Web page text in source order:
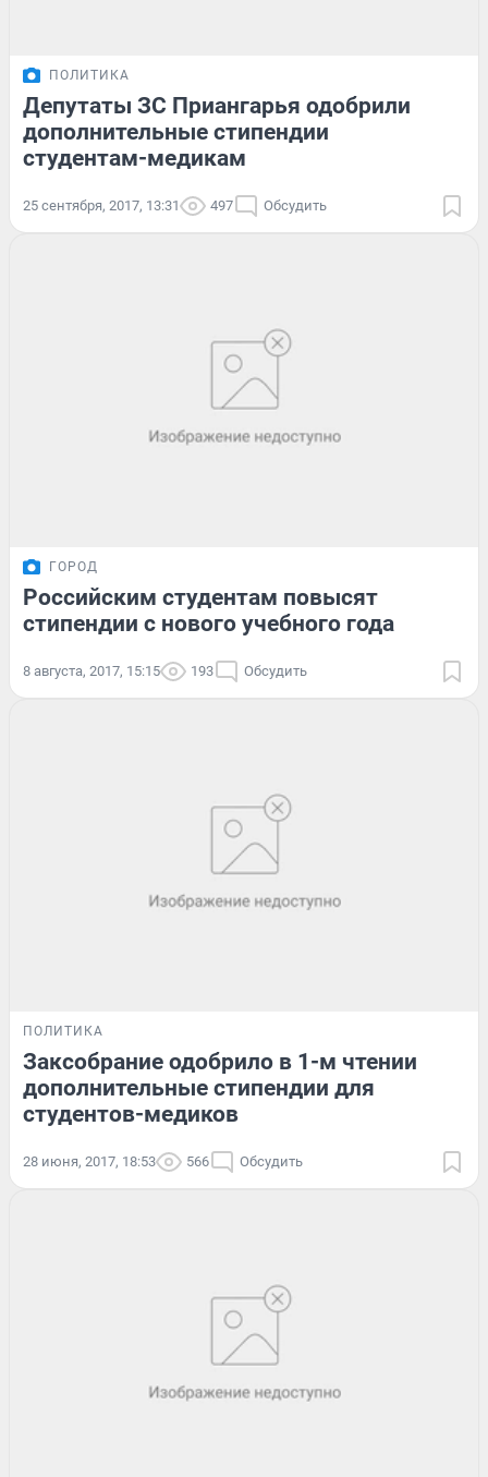
ПОЛИТИКА
Депутаты ЗС Приангарья одобрили
дополнительные стипендии
студентам-медикам
25 сентября, 2017, 13:31 497 Обсудить
ГОРОД
Российским студентам повысят
стипендии с нового учебного года
8 августа, 2017, 15:15 193 Обсудить
ПОЛИТИКА
Заксобрание одобрило в 1-м чтении
дополнительные стипендии для
студентов-медиков
28 июня, 2017, 18:53 566 Обсудить